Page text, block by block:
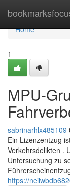
Home
Home
1
MPU-
sabrinarhlx485109
Ein Lizenzentzug
Verkehrsdelikten .
Untersuchung zu
https://